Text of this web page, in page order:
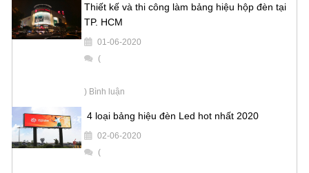
Thiết kế và thi công làm bảng hiệu hộp đèn tại
TP. HCM
01-06-2020
(
) Bình luận
4 loại bảng hiệu đèn Led hot nhất 2020
02-06-2020
(